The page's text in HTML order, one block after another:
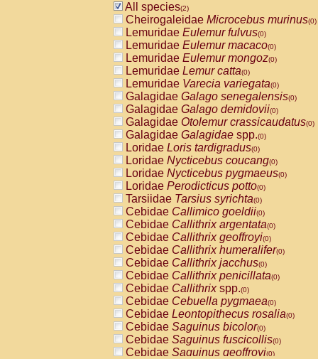
All species(2)
Cheirogaleidae Microcebus murinus(0)
Lemuridae Eulemur fulvus(0)
Lemuridae Eulemur macaco(0)
Lemuridae Eulemur mongoz(0)
Lemuridae Lemur catta(0)
Lemuridae Varecia variegata(0)
Galagidae Galago senegalensis(0)
Galagidae Galago demidovii(0)
Galagidae Otolemur crassicaudatus(0)
Galagidae Galagidae spp.(0)
Loridae Loris tardigradus(0)
Loridae Nycticebus coucang(0)
Loridae Nycticebus pygmaeus(0)
Loridae Perodicticus potto(0)
Tarsiidae Tarsius syrichta(0)
Cebidae Callimico goeldii(0)
Cebidae Callithrix argentata(0)
Cebidae Callithrix geoffroyi(0)
Cebidae Callithrix humeralifer(0)
Cebidae Callithrix jacchus(0)
Cebidae Callithrix penicillata(0)
Cebidae Callithrixspp.(0)
Cebidae Cebuella pygmaea(0)
Cebidae Leontopithecus rosalia(0)
Cebidae Saguinus bicolor(0)
Cebidae Saguinus fuscicollis(0)
Cebidae Saguinus geoffroyi(0)